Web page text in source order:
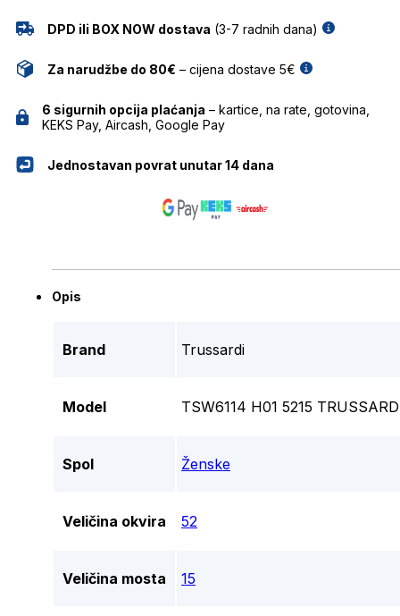
DPD ili BOX NOW dostava (3-7 radnih dana)
Za narudžbe do 80€ – cijena dostave 5€
6 sigurnih opcija plaćanja – kartice, na rate, gotovina,
KEKS Pay, Aircash, Google Pay
Jednostavan povrat unutar 14 dana
Opis
Brand Trussardi
Model TSW6114 H01 5215
Spol Ženske
Veličina okvira 52
Veličina mosta 15